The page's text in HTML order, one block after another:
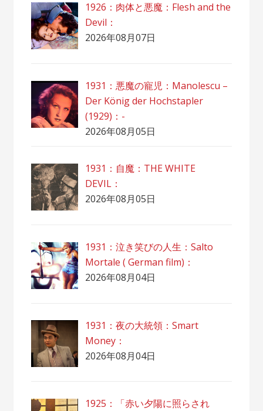
1926：肉体と悪魔：Flesh and the
Devil：
2026年08月07日
1931：悪魔の寵児：Manolescu –
Der König der Hochstapler
(1929)：-
2026年08月05日
1931：自魔：ТHЕ WHITE
DEVIL：
2026年08月05日
1931：泣き笑びの人生：Salto
Mortale ( German film)：
2026年08月04日
1931：夜の大統領：Smart
Money：
2026年08月04日
1925：「赤い夕陽に照らされ